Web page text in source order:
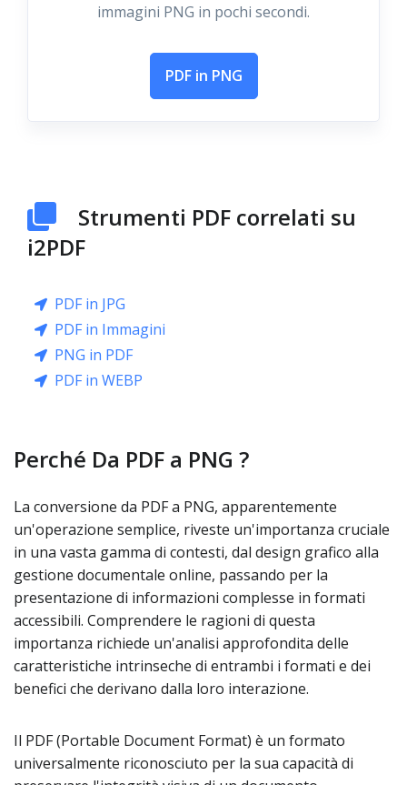
immagini PNG in pochi secondi.
PDF in PNG
Strumenti PDF correlati su
i2PDF
PDF in JPG
PDF in Immagini
PNG in PDF
PDF in WEBP
Perché Da PDF a PNG ?
La conversione da PDF a PNG, apparentemente
un'operazione semplice, riveste un'importanza cruciale
in una vasta gamma di contesti, dal design grafico alla
gestione documentale online, passando per la
presentazione di informazioni complesse in formati
accessibili. Comprendere le ragioni di questa
importanza richiede un'analisi approfondita delle
caratteristiche intrinseche di entrambi i formati e dei
benefici che derivano dalla loro interazione.
Il PDF (Portable Document Format) è un formato
universalmente riconosciuto per la sua capacità di